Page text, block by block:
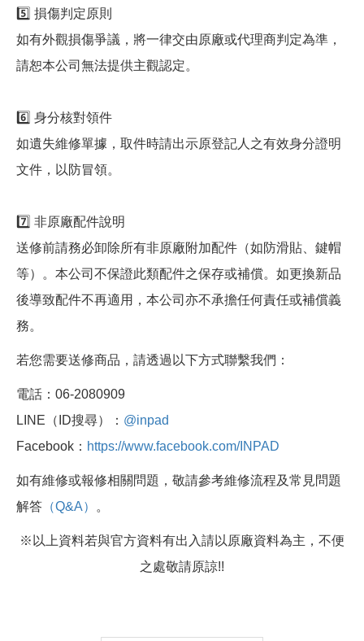
5️⃣ 損傷判定原則
如有外觀損傷爭議，將一律交由原廠或代理商判定為準，
請恕本公司無法提供主觀認定。
6️⃣ 身分核對領件
如遺失維修單據，取件時請出示原登記人之有效身分證明
文件，以防冒領。
7️⃣ 非原廠配件說明
送修前請務必卸除所有非原廠附加配件（如防滑貼、鍵帽
等）。本公司不保證此類配件之保存或補償。如更換新品
後導致配件不再適用，本公司亦不承擔任何責任或補償義
務。
若您需要送修商品，請透過以下方式聯繫我們：
電話：06-2080909
LINE（ID搜尋）： @inpad
Facebook： https://www.facebook.com/INPAD
如有維修或報修相關問題，敬請參考維修流程及常見問題
解答 （Q&A） 。
※以上資料若與官方資料有出入請以原廠資料為主，不便
之處敬請原諒!!